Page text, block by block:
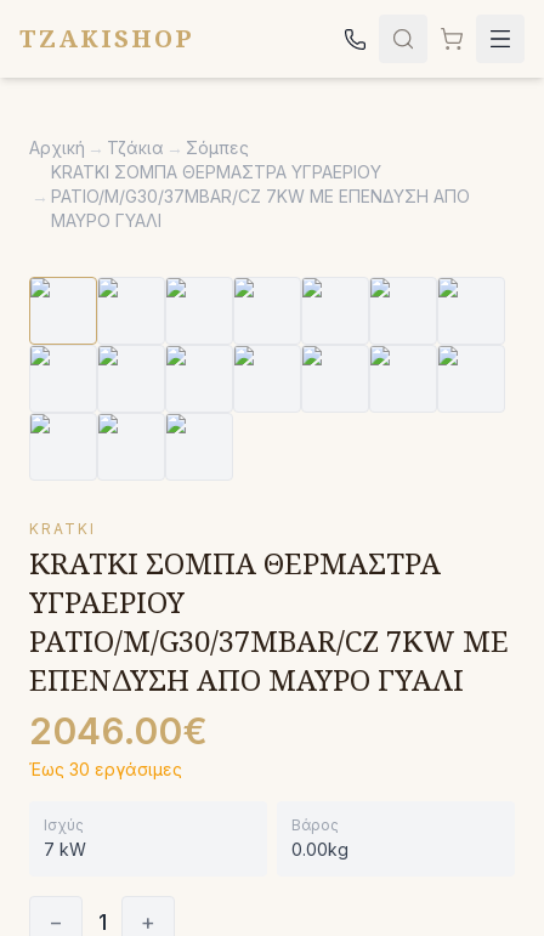
TZAKISHOP
Σόμπες
Ψησταριές
Εκκλησιαστικά
Σχετικά
Αρχική → Τζάκια → Σόμπες
→
KRATKI ΣΟΜΠΑ ΘΕΡΜΑΣΤΡΑ ΥΓΡΑΕΡΙΟΥ
PATIO/M/G30/37MBAR/CZ 7KW ΜΕ ΕΠΕΝΔΥΣΗ ΑΠΟ
ΜΑΥΡΟ ΓΥΑΛΙ
KRATKI
KRATKI ΣΟΜΠΑ ΘΕΡΜΑΣΤΡΑ
ΥΓΡΑΕΡΙΟΥ
PATIO/M/G30/37MBAR/CZ 7KW ΜΕ
ΕΠΕΝΔΥΣΗ ΑΠΟ ΜΑΥΡΟ ΓΥΑΛΙ
2046.00€
Έως 30 εργάσιμες
Ισχύς
7 kW
Βάρος
0.00kg
− 1 +